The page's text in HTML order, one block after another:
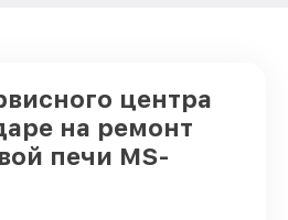
центра
на ремонт
печи MS-